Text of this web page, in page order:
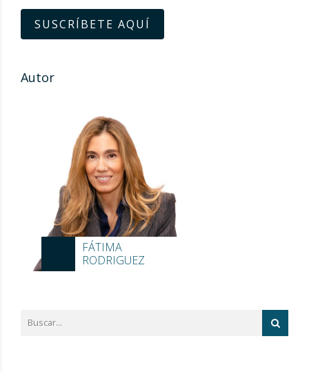
SUSCRÍBETE AQUÍ
Autor
FÁTIMA
RODRIGUEZ